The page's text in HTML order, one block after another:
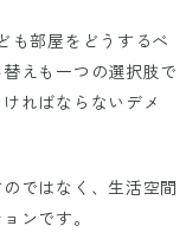
も部屋をどうするべ
えも一つの選択肢で
ればならないデメ
ではなく、生活空間
ンです。